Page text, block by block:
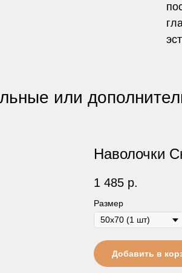
или
Наволочки
1 485 р.
Размер
Добавить в